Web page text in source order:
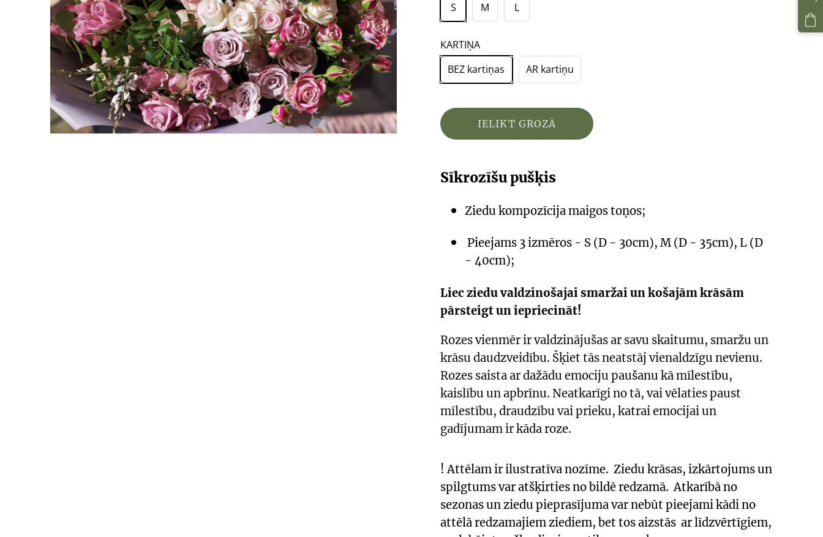
S
M L
KARTIŅA
BEZ kartiņas
AR kartiņu
IELIKT GROZĀ
Sīkrozīšu pušķis
Ziedu kompozīcija maigos toņos;
Pieejams 3 izmēros - S (D - 30cm), M (D - 35cm), L (D
- 40cm);
Liec ziedu valdzinošajai smaržai un košajām krāsām
pārsteigt un iepriecināt!
Rozes vienmēr ir valdzinājušas ar savu skaitumu, smaržu un
krāsu daudzveidību. Šķiet tās neatstāj vienaldzīgu nevienu.
Rozes saista ar dažādu emociju paušanu kā mīlestību,
kaislību un apbrīnu. Neatkarīgi no tā, vai vēlaties paust
mīlestību, draudzību vai prieku, katrai emocijai un
gadījumam ir kāda roze.
! Attēlam ir ilustratīva nozīme. Ziedu krāsas, izkārtojums un
spilgtums var atšķirties no bildē redzamā. Atkarībā no
sezonas un ziedu pieprasījuma var nebūt pieejami kādi no
attēlā redzamajiem ziediem, bet tos aizstās ar līdzvērtīgiem,